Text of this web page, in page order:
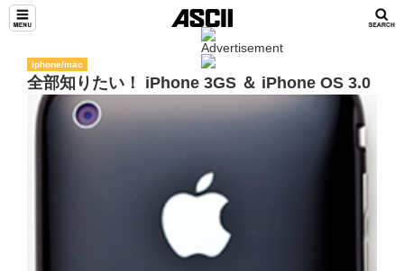
iphone/mac
全部知りたい！ iPhone 3GS ＆ iPhone OS 3.0